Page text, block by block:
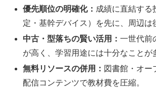
優先順位の明確化： 成績に直結する
定・基幹デバイス）を先に、周辺は
中古・型落ちの賢い活用：一世代前
が高く、学習用途には十分なことが
無料リソースの併用： 図書館・オー
配信コンテンツで教材費を圧縮。